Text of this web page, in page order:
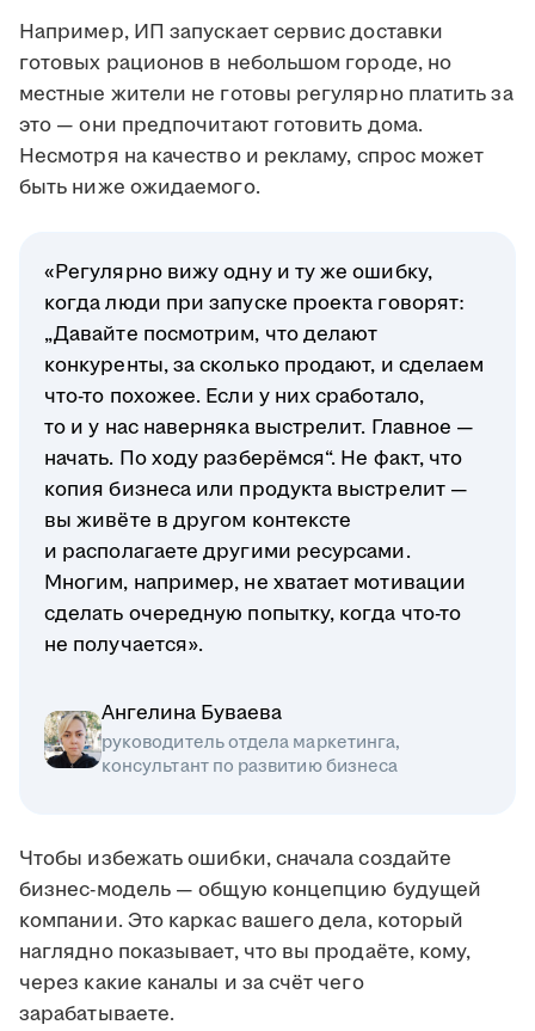
Например, ИП запускает сервис доставки
готовых рационов в небольшом городе, но
местные жители не готовы регулярно платить за
это — они предпочитают готовить дома.
Несмотря на качество и рекламу, спрос может
быть ниже ожидаемого.
«Регулярно вижу одну и ту же ошибку,
когда люди при запуске проекта говорят:
„Давайте посмотрим, что делают
конкуренты, за сколько продают, и сделаем
что-то похожее. Если у них сработало,
то и у нас наверняка выстрелит. Главное —
начать. По ходу разберёмся“. Не факт, что
копия бизнеса или продукта выстрелит —
вы живёте в другом контексте
и располагаете другими ресурсами.
Многим, например, не хватает мотивации
сделать очередную попытку, когда что-то
не получается».
Ангелина Буваева
руководитель отдела маркетинга,
консультант по развитию бизнеса
Чтобы избежать ошибки, сначала создайте
бизнес-модель — общую концепцию будущей
компании. Это каркас вашего дела, который
наглядно показывает, что вы продаёте, кому,
через какие каналы и за счёт чего
зарабатываете.